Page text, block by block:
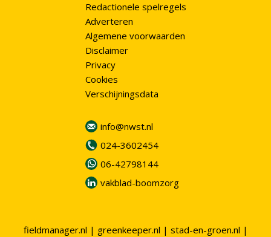
Redactionele spelregels
Adverteren
Algemene voorwaarden
Disclaimer
Privacy
Cookies
Verschijningsdata
info@nwst.nl
024-3602454
06-42798144
vakblad-boomzorg
fieldmanager.nl | greenkeeper.nl | stad-en-groen.nl |